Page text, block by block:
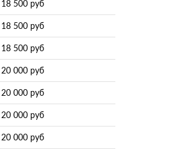
18 500 руб
18 500 руб
18 500 руб
20 000 руб
20 000 руб
20 000 руб
20 000 руб